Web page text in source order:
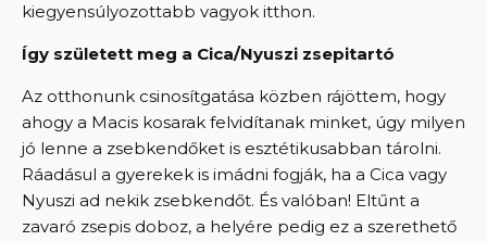
kiegyensúlyozottabb vagyok itthon.
Így született meg a Cica/Nyuszi zsepitartó
Az otthonunk csinosítgatása közben rájöttem, hogy
ahogy a Macis kosarak felvidítanak minket, úgy milyen
jó lenne a zsebkendőket is esztétikusabban tárolni.
Ráadásul a gyerekek is imádni fogják, ha a Cica vagy
Nyuszi ad nekik zsebkendőt. És valóban! Eltűnt a
zavaró zsepis doboz, a helyére pedig ez a szerethető